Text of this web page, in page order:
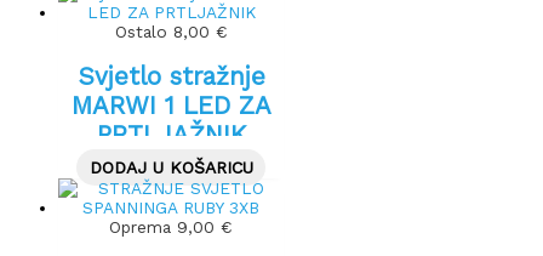
Ostalo 8,00 €
Svjetlo stražnje
MARWI 1 LED ZA
PRTLJAŽNIK
DODAJ U KOŠARICU
Oprema 9,00 €